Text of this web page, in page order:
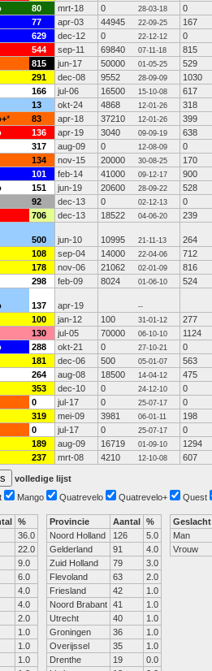
80 mrt-18 0 28-03-18 0
77 apr-03 44945 22-09-25 167
629 dec-12 0 22-12-12 0
544 sep-11 69840 07-11-18 815
815 jun-17 50000 01-05-25 529
291 dec-08 9552 28-09-09 1030
166 jul-06 16500 15-10-08 617
13 okt-24 4868 12-01-26 318
* 83 apr-18 37210 12-01-26 399
136 apr-19 3040 09-09-19 638
317 aug-09 0 12-08-09 0
134 nov-15 20000 30-08-25 170
101 feb-14 41000 09-12-17 900
151 jun-19 20600 28-09-22 528
92 dec-13 0 02-12-13 0
706 dec-13 18522 04-06-20 239
500 jun-10 10995 21-11-13 264
108 sep-04 14000 22-04-06 712
178 nov-06 21062 02-01-09 816
298 feb-09 8024 01-06-10 524
137 apr-19 --
100 jan-12 100 31-01-12 277
130 jul-05 70000 06-10-10 1124
288 okt-21 0 27-10-21 0
181 dec-06 500 05-01-07 563
264 aug-08 18500 14-04-12
475
353 dec-10 0 24-12-10
0
0 jul-17 0 25-07-17
0
319 mei-09 3981 06-01-11
198
0 jul-17 0 25-07-17
0
189 aug-09 16719 01-09-10
1294
237 mrt-08 4210 12-10-08 607
volledige lijst
Mango Quatrevelo Quatrevelo+ Quest
%
36.0
22.0
9.0
6.0
4.0
4.0
2.0
1.0
1.0
1.0
Provincie Aantal %
Noord Holland
126
5.0
Gelderland
91
4.0
Zuid Holland
79
3.0
Flevoland
63
2.0
Friesland
42
1.0
Noord Brabant 41
1.0
Utrecht
40
1.0
Groningen
36
1.0
Overijssel
35
1.0
Drenthe
19
0.0
Geslacht
Man
Vrouw